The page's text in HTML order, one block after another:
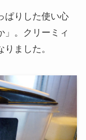
ぱりした使い心
」。クリーミィ
ました。